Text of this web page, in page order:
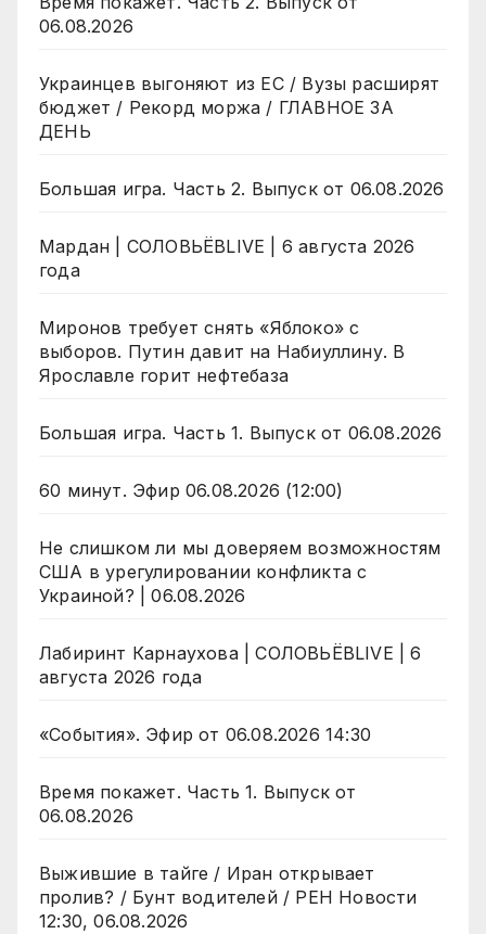
06.08.2026
Украинцев выгоняют из ЕС / Вузы расширят
бюджет / Рекорд моржа / ГЛАВНОЕ ЗА
ДЕНЬ
Большая игра. Часть 2. Выпуск от 06.08.2026
Мардан | СОЛОВЬЁВLIVE | 6 августа 2026
года
Миронов требует снять «Яблоко» с
выборов. Путин давит на Набиуллину. В
Ярославле горит нефтебаза
Большая игра. Часть 1. Выпуск от 06.08.2026
60 минут. Эфир 06.08.2026 (12:00)
Не слишком ли мы доверяем возможностям
США в урегулировании конфликта с
Украиной? | 06.08.2026
Лабиринт Карнаухова | СОЛОВЬЁВLIVE | 6
августа 2026 года
«События». Эфир от 06.08.2026 14:30
Время покажет. Часть 1. Выпуск от
06.08.2026
Выжившие в тайге / Иран открывает
пролив? / Бунт водителей / РЕН Новости
12:30, 06.08.2026